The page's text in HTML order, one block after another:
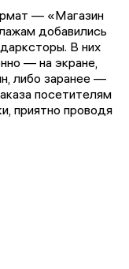
— «Магазин
добавились
В них
— на экране,
либо заранее —
посетителям
приятно проводя